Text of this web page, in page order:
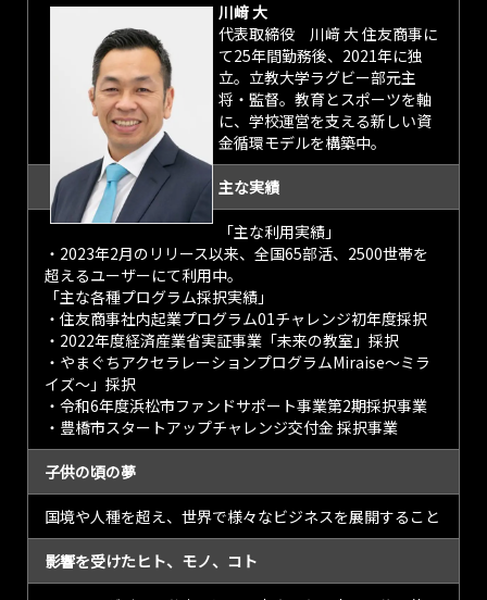
川﨑 大
代表取締役 川﨑 大 住友商事に
て25年間勤務後、2021年に独
立。立教大学ラグビー部元主
将・監督。教育とスポーツを軸
に、学校運営を支える新しい資
金循環モデルを構築中。
主な実績
「主な利用実績」
・2023年2月のリリース以来、全国65部活、2500世帯を
超えるユーザーにて利用中。
「主な各種プログラム採択実績」
・住友商事社内起業プログラム01チャレンジ初年度採択
・2022年度経済産業省実証事業「未来の教室」採択
・やまぐちアクセラレーションプログラムMiraise〜ミラ
イズ〜」採択
・令和6年度浜松市ファンドサポート事業第2期採択事業
・豊橋市スタートアップチャレンジ交付金 採択事業
子供の頃の夢
国境や人種を超え、世界で様々なビジネスを展開すること
影響を受けたヒト、モノ、コト